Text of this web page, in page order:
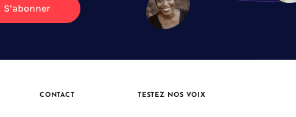
S’abonner
CONTACT TESTEZ NOS VOIX